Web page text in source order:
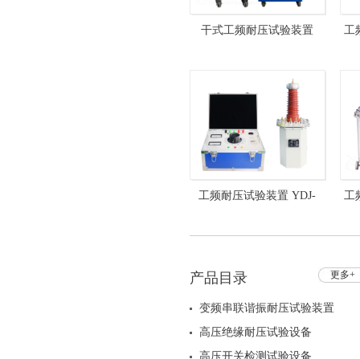
干式工频耐压试验装置
101
工
工频耐压试验装置 YDJ- 工
更多+
产品目录
变频串联谐振耐压试验装置
高压绝缘耐压试验设备
高压开关检测试验设备